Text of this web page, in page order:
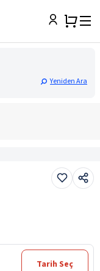
Yeniden Ara
Tarih Seç